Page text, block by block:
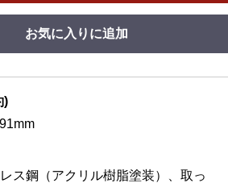
お気に入りに追加
)
ス鋼（アクリル樹脂塗装）、取っ